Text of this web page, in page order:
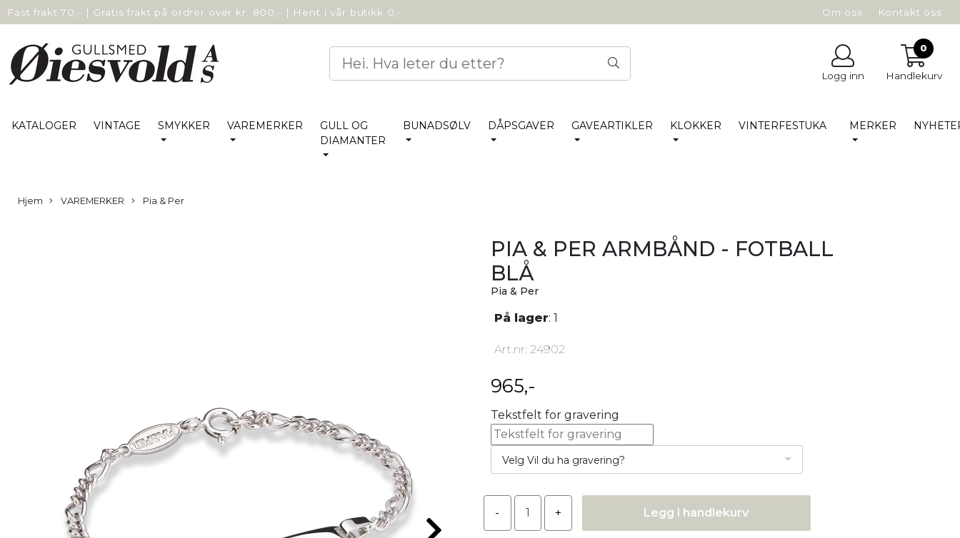
Fast frakt 70,- | Gratis frakt på ordrer over kr. 800,- | Hent i vår butikk 0,- Om oss Kontakt oss
Logg inn
0
Handlekurv
KATALOGER VINTAGE SMYKKER VAREMERKER
GULL OG
DIAMANTER
BUNADSØLV DÅPSGAVER GAVEARTIKLER KLOKKER VINTERFESTUKA MERKER
Hjem VAREMERKER Pia & Per
PIA & PER ARMBÅND - FOTBALL
BLÅ
Pia & Per
På lager: 1
Art.nr: 24902
965,-
Tekstfelt for gravering
Velg Vil du ha gravering?
Legg i handlekurv